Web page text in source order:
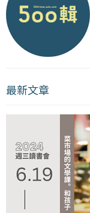
最新文章